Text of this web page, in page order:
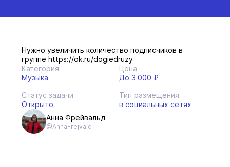
Нужно увеличить количество подписчиков в
группе https://ok.ru/dogiedruzy
Категория
Музыка
Цена
До 3 000 ₽
Статус задачи
Открыто
Тип размещения
в социальных сетях
Анна Фрейвальд
@AnnaFrejvald